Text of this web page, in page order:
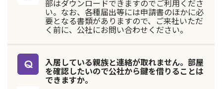
部はダウンロードできますのでご利用くださ
い。なお、各種届出等には申請書のほかに必
要となる書類がありますので、ご来社いただ
く前に、公社にお問い合わせください。
入居している親族と連絡が取れません。部屋
を確認したいので公社から鍵を借りることは
できますか。